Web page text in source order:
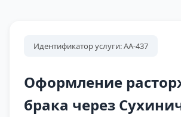
Идентификатор услуги: АА-437
Оформление
брака через